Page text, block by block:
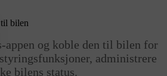
bilen
appen og koble den til bilen for
administrere
bilens status.